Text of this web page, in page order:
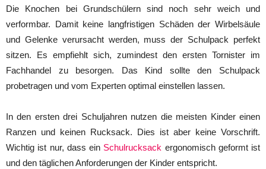
Die Knochen bei Grundschülern sind noch sehr weich und
verformbar. Damit keine langfristigen Schäden der Wirbelsäule
und Gelenke verursacht werden, muss der Schulpack perfekt
sitzen. Es empfiehlt sich, zumindest den ersten Tornister im
Fachhandel zu besorgen. Das Kind sollte den Schulpack
probetragen und vom Experten optimal einstellen lassen.
In den ersten drei Schuljahren nutzen die meisten Kinder einen
Ranzen und keinen Rucksack. Dies ist aber keine Vorschrift.
Wichtig ist nur, dass ein Schulrucksack ergonomisch geformt ist
und den täglichen Anforderungen der Kinder entspricht.